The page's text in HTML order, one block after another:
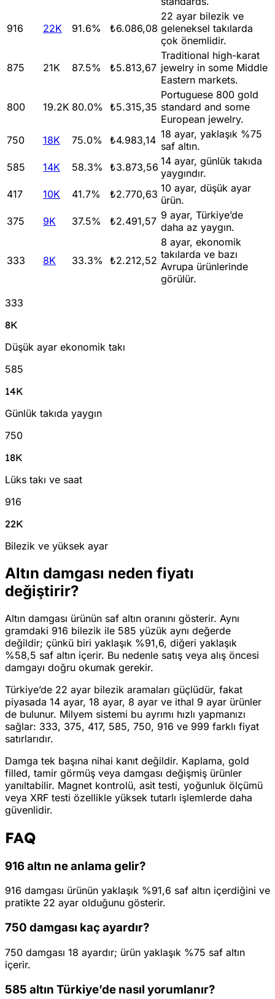
916 22K 91.6% ₺6.086,08
22 ayar bilezik ve
geleneksel takılarda
çok önemlidir.
875 21K 87.5% ₺5.813,67
Traditional high-karat
jewelry in some Middle
Eastern markets.
800 19.2K 80.0% ₺5.315,35
Portuguese 800 gold
standard and some
European jewelry.
750
18K 75.0% ₺4.983,14 18 ayar, yaklaşık %75
saf altın.
585
14K 58.3% ₺3.873,56 14 ayar, günlük takıda
yaygındır.
417
10K 41.7% ₺2.770,63 10 ayar, düşük ayar
ürün.
375
9K 37.5% ₺2.491,57 9 ayar, Türkiye’de
daha az yaygın.
333 8K 33.3% ₺2.212,52
8 ayar, ekonomik
takılarda ve bazı
Avrupa ürünlerinde
görülür.
333
8K
Düşük ayar ekonomik takı
585
14K
Günlük takıda yaygın
750
18K
Lüks takı ve saat
916
22K
Bilezik ve yüksek ayar
Altın damgası neden fiyatı
değiştirir?
Altın damgası ürünün saf altın oranını gösterir. Aynı
gramdaki 916 bilezik ile 585 yüzük aynı değerde
değildir; çünkü biri yaklaşık %91,6, diğeri yaklaşık
%58,5 saf altın içerir. Bu nedenle satış veya alış öncesi
damgayı doğru okumak gerekir.
Türkiye’de 22 ayar bilezik aramaları güçlüdür, fakat
piyasada 14 ayar, 18 ayar, 8 ayar ve ithal 9 ayar ürünler
de bulunur. Milyem sistemi bu ayrımı hızlı yapmanızı
sağlar: 333, 375, 417, 585, 750, 916 ve 999 farklı fiyat
satırlarıdır.
Damga tek başına nihai kanıt değildir. Kaplama, gold
filled, tamir görmüş veya damgası değişmiş ürünler
yanıltabilir. Magnet kontrolü, asit testi, yoğunluk ölçümü
veya XRF testi özellikle yüksek tutarlı işlemlerde daha
güvenlidir.
FAQ
916 altın ne anlama gelir?
916 damgası ürünün yaklaşık %91,6 saf altın içerdiğini ve
pratikte 22 ayar olduğunu gösterir.
750 damgası kaç ayardır?
750 damgası 18 ayardır; ürün yaklaşık %75 saf altın
içerir.
585 altın Türkiye’de nasıl yorumlanır?